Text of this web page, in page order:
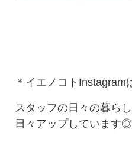
＊イエノコトInstagram
スタッフの日々の暮ら
日々アップしています◎